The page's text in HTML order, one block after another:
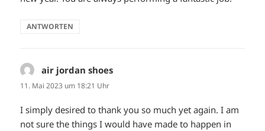
ANTWORTEN
air jordan shoes
11. Mai 2023 um 18:21 Uhr
I simply desired to thank you so much yet again. I am
not sure the things I would have made to happen in